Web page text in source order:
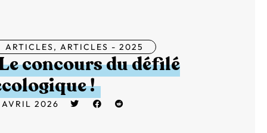
ARTICLES, ARTICLES - 2025
concours du défilé
!
2026